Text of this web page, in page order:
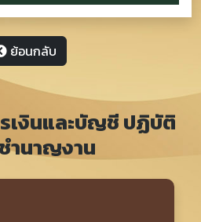
ย้อนกลับ
เงินและบัญชี ปฏิบัติ
ำนาญงาน